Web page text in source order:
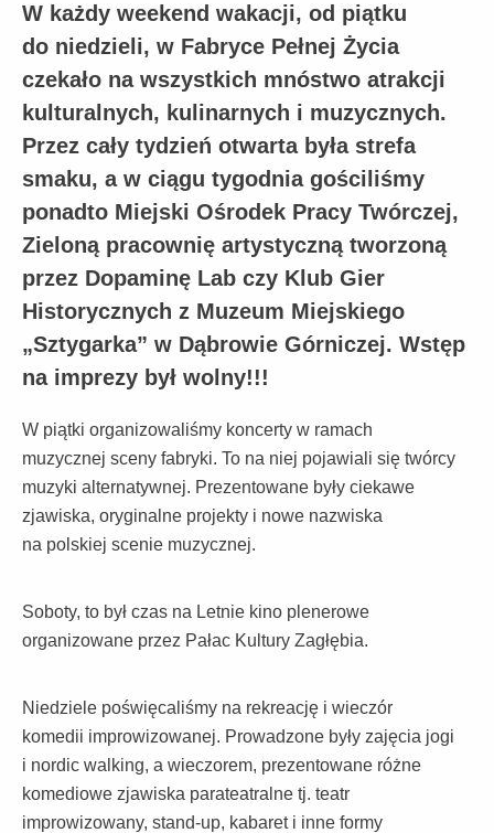
W każdy weekend wakacji, od piątku
do niedzieli, w Fabryce Pełnej Życia
czekało na wszystkich mnóstwo atrakcji
kulturalnych, kulinarnych i muzycznych.
Przez cały tydzień otwarta była strefa
smaku, a w ciągu tygodnia gościliśmy
ponadto Miejski Ośrodek Pracy Twórczej,
Zieloną pracownię artystyczną tworzoną
przez Dopaminę Lab czy Klub Gier
Historycznych z Muzeum Miejskiego
„Sztygarka” w Dąbrowie Górniczej. Wstęp
na imprezy był wolny!!!
W piątki organizowaliśmy koncerty w ramach
muzycznej sceny fabryki. To na niej pojawiali się twórcy
muzyki alternatywnej. Prezentowane były ciekawe
zjawiska, oryginalne projekty i nowe nazwiska
na polskiej scenie muzycznej.
Soboty, to był czas na Letnie kino plenerowe
organizowane przez Pałac Kultury Zagłębia.
Niedziele poświęcaliśmy na rekreację i wieczór
komedii improwizowanej. Prowadzone były zajęcia jogi
i nordic walking, a wieczorem, prezentowane różne
komediowe zjawiska parateatralne tj. teatr
improwizowany, stand-up, kabaret i inne formy